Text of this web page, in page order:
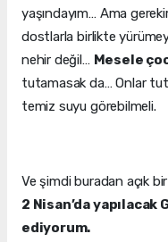
yaşındayım… Ama
dostlarla birlikte
nehir değil… Mesele
tutamasak da… Onlar
temiz suyu görebilmeli.
Ve şimdi buradan açık
2 Nisan’da
ediyorum.